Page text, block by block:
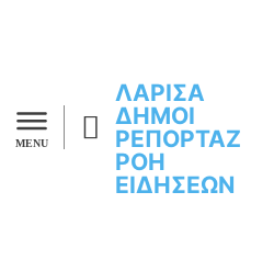
MENU
ΛΑΡΙΣΑ
ΔΗΜΟΙ
ΡΕΠΟΡΤΑΖ
ΡΟΗ
ΕΙΔΗΣΕΩΝ